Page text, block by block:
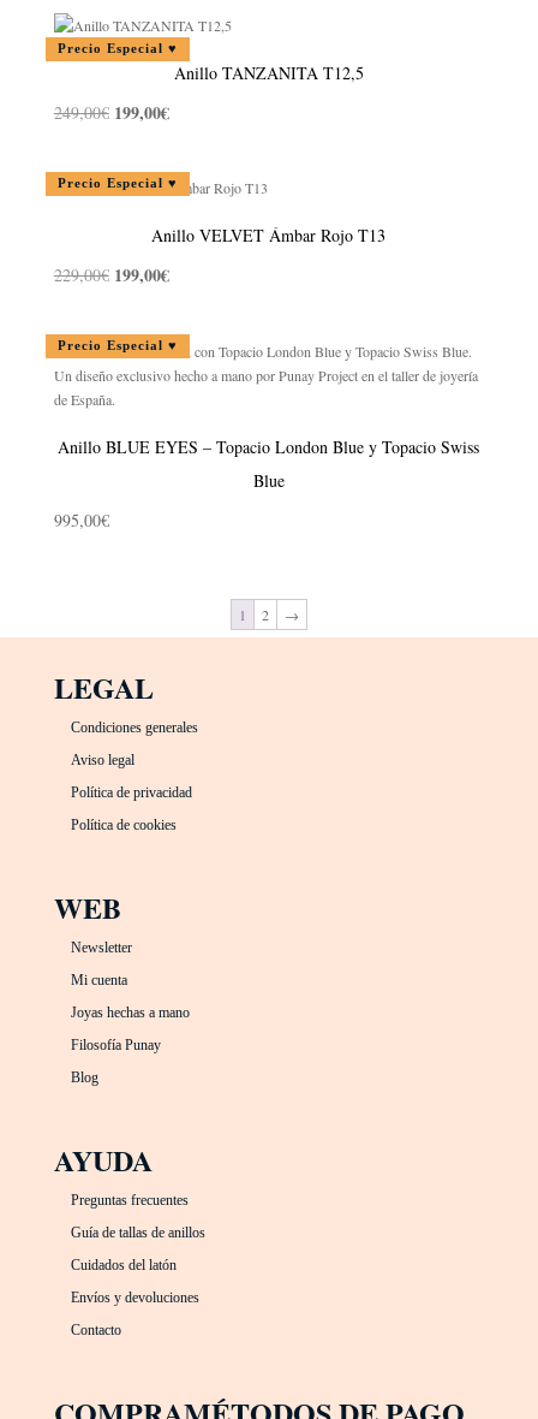
Precio Especial ♥
Precio Especial ♥
Anillo TANZANITA T12,5
249,00€ El
original
era:
199,00€El
actual
es:
Precio Especial ♥
Anillo VELVET Ámbar Rojo T13
229,00€ El
original
era:
229,00€.
199,00€El
actual
es:
199,00€.
Anillo BLUE EYES – Topacio London Blue y Topacio Swiss
Blue
995,00€
1 2 →
LEGAL
Condiciones generales
Aviso legal
Política de privacidad
Política de cookies
WEB
Newsletter
Mi cuenta
Joyas hechas a mano
Filosofía Punay
Blog
AYUDA
Preguntas frecuentes
Guía de tallas de anillos
Cuidados del latón
Envíos y devoluciones
Contacto